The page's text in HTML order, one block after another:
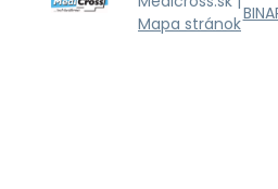
Mapa stránok